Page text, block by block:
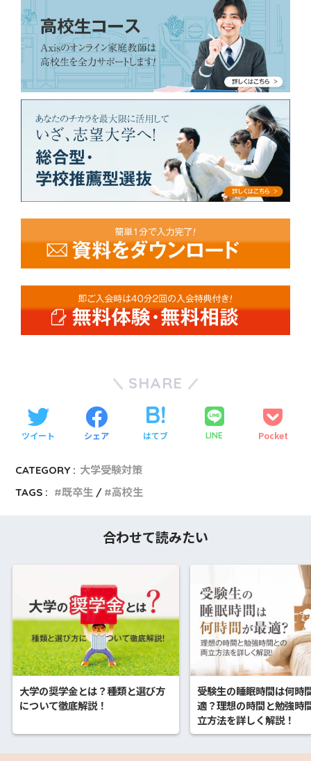
SHARE
ツイート シェア はてブ LINE Pocket
CATEGORY : 大学受験対策
TAGS :
既卒生 高校生
合わせて読みたい
大学の奨学金とは？種類と選び方
について徹底解説！
受験生の睡眠時間は何時
適？理想の時間と勉強時
立方法を詳しく解説！